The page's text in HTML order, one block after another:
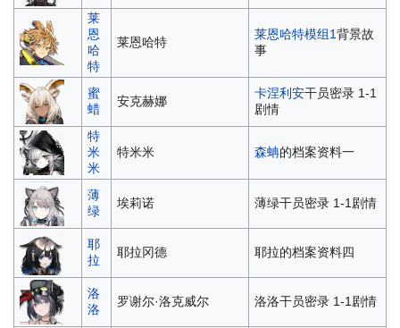
莱
恩
哈
特
莱恩哈特
莱恩哈特模组1背景故
事
蜜
蜡
安克赫娜
卡涅利安干员密录 1-1
剧情
特
米
米
特米米 森蚺的档案资料一
薄
绿
埃莉诺 薄绿干员密录 1-1剧情
耶
拉
耶拉冈德 耶拉的档案资料四
洛
洛
罗谢尔·洛克威尔 洛洛干员密录 1-1剧情